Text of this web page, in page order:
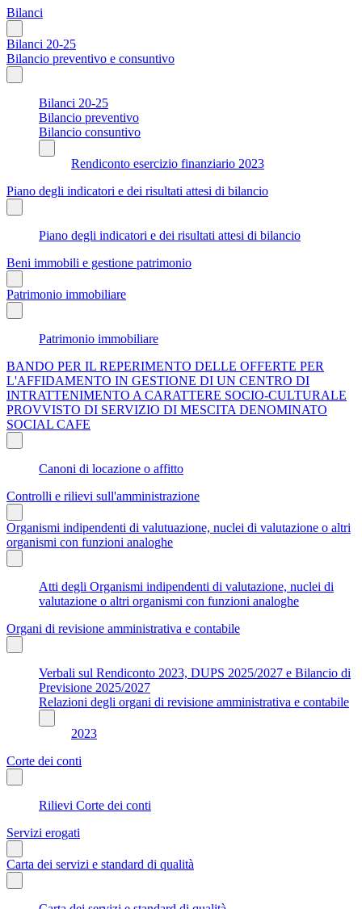
Bilanci
Bilanci 20-25
Bilancio preventivo e consuntivo
Bilanci 20-25
Bilancio preventivo
Bilancio consuntivo
Rendiconto esercizio finanziario 2023
Piano degli indicatori e dei risultati attesi di bilancio
Piano degli indicatori e dei risultati attesi di bilancio
Beni immobili e gestione patrimonio
Patrimonio immobiliare
Patrimonio immobiliare
BANDO PER IL REPERIMENTO DELLE OFFERTE PER
L'AFFIDAMENTO IN GESTIONE DI UN CENTRO DI
INTRATTENIMENTO A CARATTERE SOCIO-CULTURALE
PROVVISTO DI SERVIZIO DI MESCITA DENOMINATO
SOCIAL CAFE
Canoni di locazione o affitto
Controlli e rilievi sull'amministrazione
Organismi indipendenti di valutuazione, nuclei di valutazione o altri
organismi con funzioni analoghe
Atti degli Organismi indipendenti di valutazione, nuclei di
valutazione o altri organismi con funzioni analoghe
Organi di revisione amministrativa e contabile
Verbali sul Rendiconto 2023, DUPS 2025/2027 e Bilancio di
Previsione 2025/2027
Relazioni degli organi di revisione amministrativa e contabile
2023
Corte dei conti
Rilievi Corte dei conti
Servizi erogati
Carta dei servizi e standard di qualità